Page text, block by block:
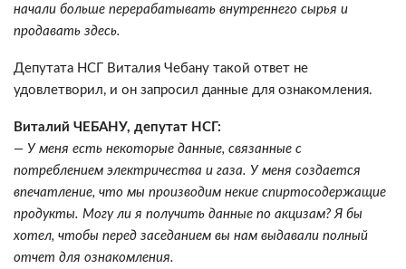
начали больше перерабатывать внутреннего сырья и
продавать здесь.
Депутата НСГ Виталия Чебану такой ответ не
удовлетворил, и он запросил данные для ознакомления.
Виталий ЧЕБАНУ, депутат НСГ:
— У меня есть некоторые данные, связанные с
потреблением электричества и газа. У меня создается
впечатление, что мы производим некие спиртосодержащие
продукты. Могу ли я получить данные по акцизам? Я бы
хотел, чтобы перед заседанием вы нам выдавали полный
отчет для ознакомления.